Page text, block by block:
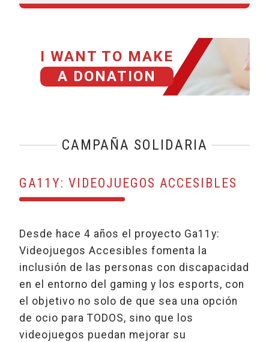
I WANT TO MAKE
A DONATION
CAMPAÑA SOLIDARIA
GA11Y: VIDEOJUEGOS ACCESIBLES
Desde hace 4 años el proyecto Ga11y:
Videojuegos Accesibles fomenta la
inclusión de las personas con discapacidad
en el entorno del gaming y los esports, con
el objetivo no solo de que sea una opción
de ocio para TODOS, sino que los
videojuegos puedan mejorar su